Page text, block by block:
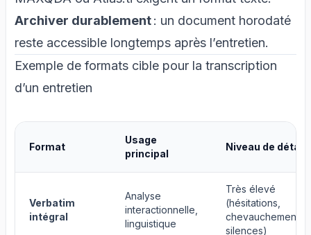
Archiver durablement: un document horodaté
reste accessible longtemps après l’entretien.
Exemple de formats cible pour la transcription
d’un entretien
Format
Usage
principal
Niveau de détail
Verbatim
intégral
Analyse
interactionnelle,
linguistique
Très élevé
(hésitations,
chevauchements,
silences)